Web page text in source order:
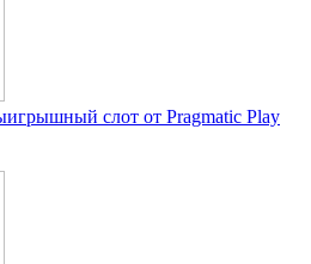
слот от Pragmatic Play